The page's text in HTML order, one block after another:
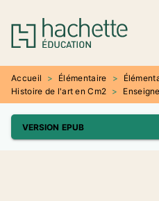
MENU RECHERCHE
PIED DE PAGE
Accueil > Élémentaire >
Histoire de l'art en Cm2 >
VERSION EPUB